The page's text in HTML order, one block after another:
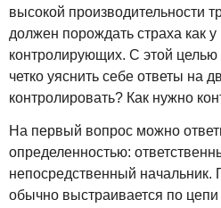
высокой производительности
должен порождать страха как
контролирующих. С этой
четко уяснить себе ответы на
контролировать? Как нужно
На первый вопрос можно
определенностью:
непосредственный начальник.
обычно выстраивается по